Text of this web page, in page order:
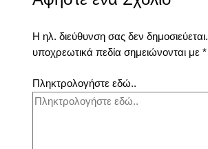
Η ηλ. διεύθυνση σας δεν δημοσιεύεται.
υποχρεωτικά πεδία σημειώνονται με*
Πληκτρολογήστε εδώ..